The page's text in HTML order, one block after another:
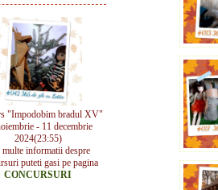
"Impodobim bradul XV"
- 11 decembrie
2024(23:55)
multe informatii despre
puteti gasi pe pagina
CONCURSURI